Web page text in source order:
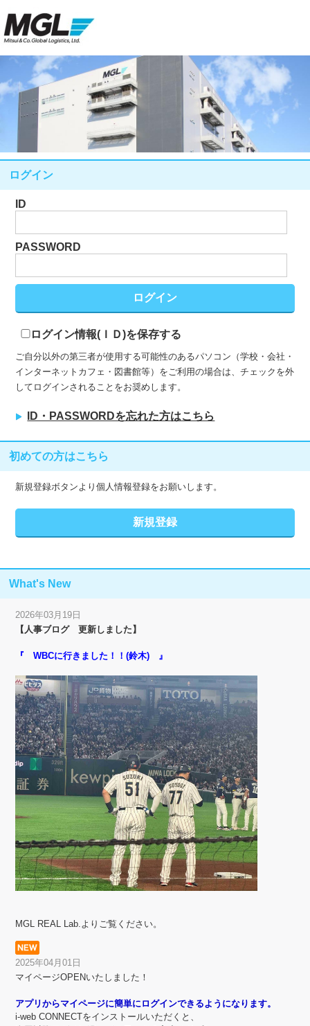
ログイン
ID
PASSWORD
ログイン情報(ＩＤ)を保存する
ご自分以外の第三者が使用する可能性のあるパソコン（学校・会社・
インターネットカフェ・図書館等）をご利用の場合は、チェックを外
してログインされることをお奨めします。
ID・PASSWORDを忘れた方はこちら
初めての方はこちら
新規登録ボタンより個人情報登録をお願いします。
What's New
2026年03月19日
【人事ブログ 更新しました】
『 WBCに行きました！！(鈴木) 』
MGL REAL Lab.よりご覧ください。
2025年04月01日
マイページOPENいたしました！
アプリからマイページに簡単にログインできるようになります。
i-web CONNECTをインストールいただくと、